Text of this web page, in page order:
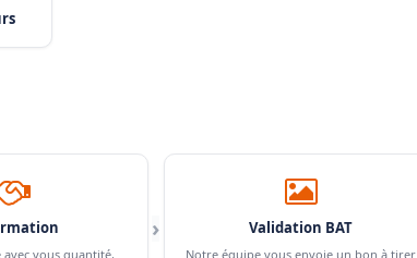
vous quantité,
› Validation BAT
Notre équipe vous envoie un bon à tirer